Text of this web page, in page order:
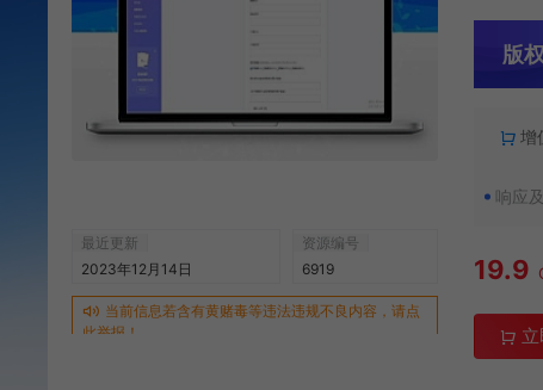
最近更新
2023年12月14日
资源编号
6919
当前信息若含有黄赌毒等违法违规不良内容，请点
此举报！
版
增
响应
19.9